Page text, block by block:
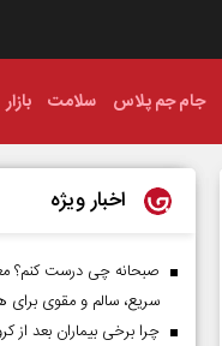
جام جم پلاس سلامت بازار
اخبار ویژه
سریع، سالم و مقوی برای
چرا برخی بیماران بعد از